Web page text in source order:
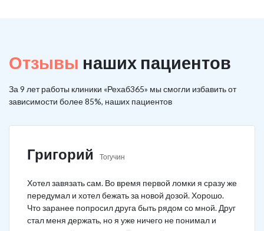
Отзывы наших пациентов
За 9 лет работы клиники «Рехаб365» мы смогли избавить от
зависимости более 85%, наших пациентов
Григорий Тогучин
Хотел завязать сам. Во время первой ломки я сразу же
передумал и хотел бежать за новой дозой. Хорошо.
Что заранее попросил друга быть рядом со мной. Друг
стал меня держать, но я уже ничего не понимал и